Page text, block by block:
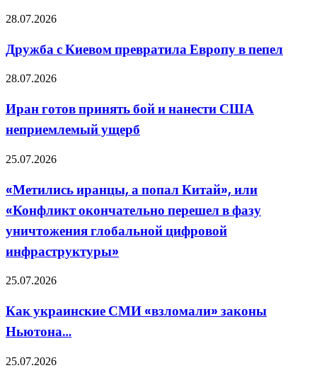
так,
хочет
Дружба
Киевом
превратила
в
28.07.2026
Дружба с Киевом превратила Европу в пепел
Иран
принять
бой
и
США
неприемлемый
28.07.2026
Иран готов принять бой и нанести США
неприемлемый ущерб
«Метились
попал
Китай»,
«Конфликт
окончательно
перешел
фазу
глобальной
цифровой
инфраструктуры»
25.07.2026
«Метились иранцы, а попал Китай», или
«Конфликт окончательно перешел в фазу
уничтожения глобальной цифровой
инфраструктуры»
Как
СМИ
«взломали»
законы
25.07.2026
Как украинские СМИ «взломали» законы
Ньютона…
На
25.07.2026